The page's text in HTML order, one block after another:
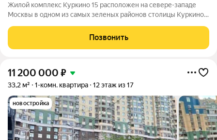
Жилой комплекс Куркино 15 расположен на севере-западе
Москвы в одном из самых зеленых районов столицы Куркино.
которых открывается вдохновляющий вид на лесопарк и
мегаполис. Комплекс состоит
Позвонить
11 200 000 ₽
33,2 м² 1-комн. квартира 12 этаж из 17
новостройка